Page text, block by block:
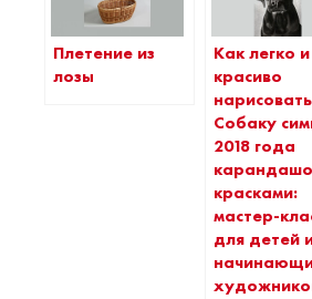
Плетение из
лозы
Как легко и
красиво
нарисовать
Собаку
2018 года
красками:
мастер-
для детей